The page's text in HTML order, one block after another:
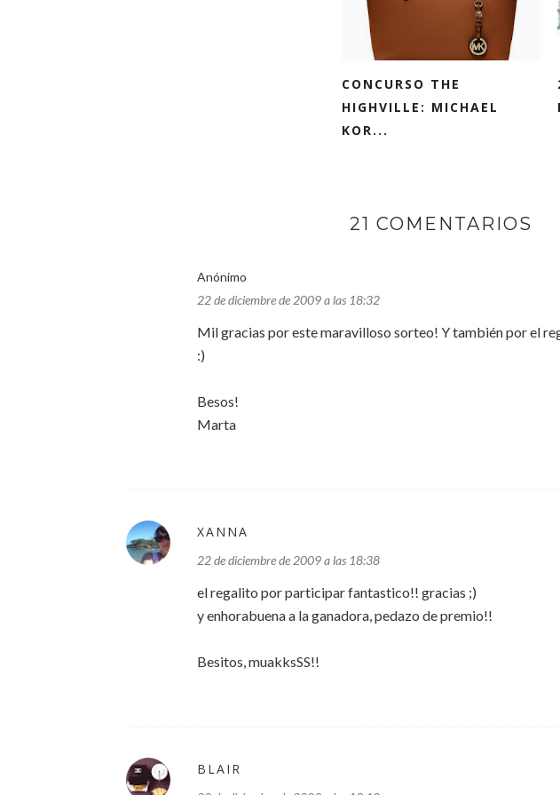
CONCURSO THE
HIGHVILLE: MICHAEL
KOR...
21 COMENTARIOS
Anónimo
22 de diciembre de 2009 a las 18:32
Mil gracias por este maravilloso sorteo! Y también por el
:)
Besos!
Marta
XANNA
22 de diciembre de 2009 a las 18:38
el regalito por participar fantastico!! gracias ;)
y enhorabuena a la ganadora, pedazo de premio!!
Besitos, muakksSS!!
BLAIR